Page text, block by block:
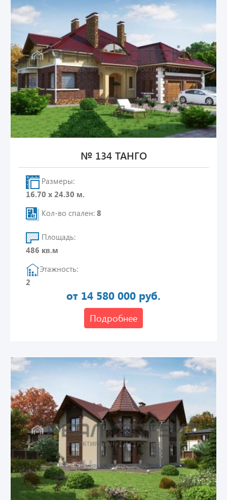
№ 134 ТАНГО
Размеры:
16.70 х 24.30 м.
Кол-во спален: 8
Площадь:
486 кв.м
Этажность:
2
от 14 580 000 руб.
Подробнее